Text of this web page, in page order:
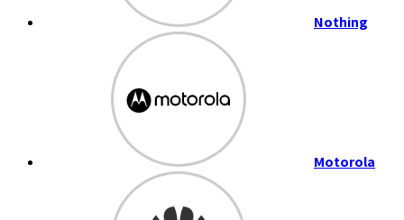
Nothing
Motorola